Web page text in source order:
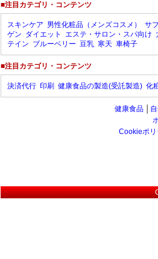
■注目カテゴリ・コンテンツ
スキンケア 男性化粧品（メンズコスメ） サ
ゲン ダイエット エステ・サロン・スパ向け
テイン ブルーベリー 豆乳 寒天 車椅子
■注目カテゴリ・コンテンツ
決済代行 印刷 健康食品の製造(受託製造) 化
健康食品
Cookieポリ